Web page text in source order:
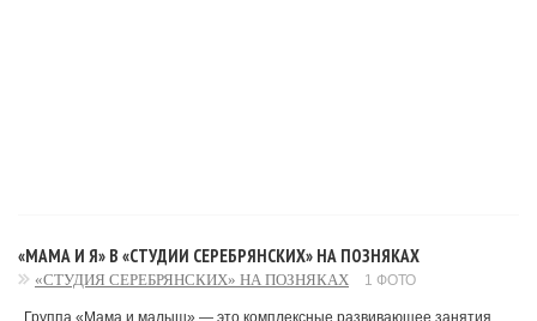
«МАМА И Я» В «СТУДИИ СЕРЕБРЯНСКИХ» НА ПОЗНЯКАХ
«СТУДИЯ СЕРЕБРЯНСКИХ» НА ПОЗНЯКАХ 1 ФОТО
Группа «Мама и малыш» — это комплексные развивающее занятия